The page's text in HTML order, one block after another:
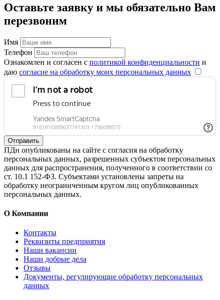
Оставьте заявку и мы обязательно Вам
перезвоним
Имя
Телефон
Ознакомлен и согласен с политикой конфиденциальности и
даю согласие на обработку моих персональных данных
Отправить
ПДн опубликованы на сайте с согласия на обработку
персональных данных, разрешенных субъектом персональных
данных для распространения, полученного в соответствии со
ст. 10.1 152-ФЗ. Субъектами установлены запреты на
обработку неограниченным кругом лиц опубликованных
персональных данных.
О Компании
Контакты
Реквизиты предприятия
Наши вакансии
Наши добрые дела
Отзывы
Документы, регулирующие обработку персональных
данных